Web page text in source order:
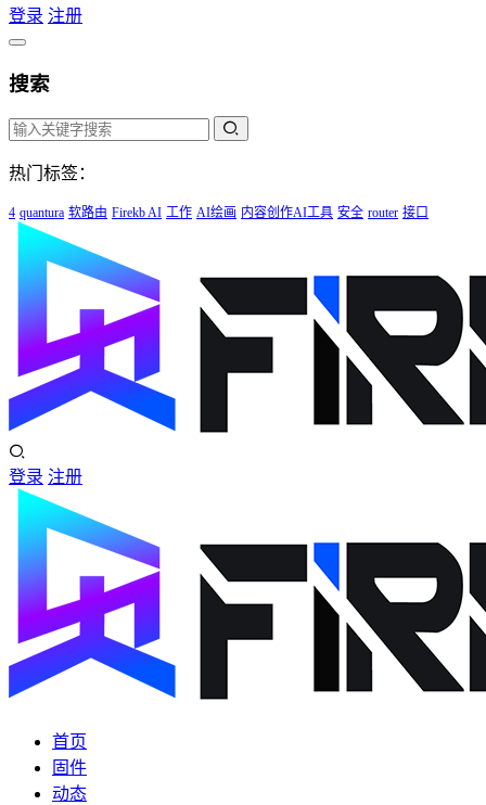
登录 注册
搜索
热门标签：
4 quantura 软路由 Firekb AI 工作 AI绘画 内容创作AI工具 安全 router 接口
登录 注册
首页
固件
动态